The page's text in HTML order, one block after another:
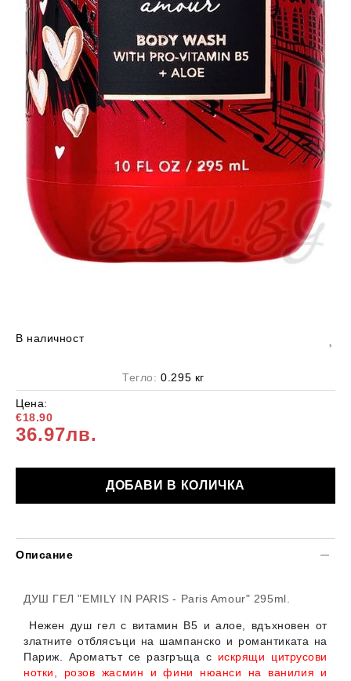
В наличност
Цена:
€18.90
36.97лв.
Тегло: 0.295 кг
Описание
ДУШ ГЕЛ "EMILY IN PARIS - Paris Amour" 295ml.
Нежен душ гел с витамин B5 и алое, вдъхновен от
златните отблясъци на шампанско и романтиката на
Париж. Ароматът се разгръща с искрящи цитрусови
нотки, розов жасмин и фини нюанси на ванилия и